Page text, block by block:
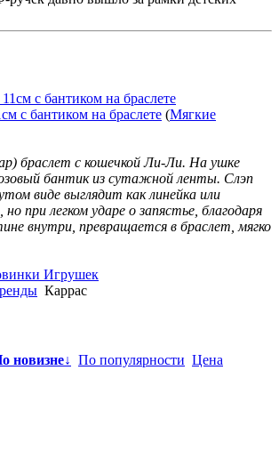
с бантиком на браслете (Мягкие
браслет с кошечкой Ли-Ли. На ушке
бантик из сутажной ленты. Слэп
виде выглядит как линейка или
но при легком ударе о запястье, благодаря
внутри, превращается в браслет, мягко
Игрушек
Каррас
новизне↓ По популярности Цена